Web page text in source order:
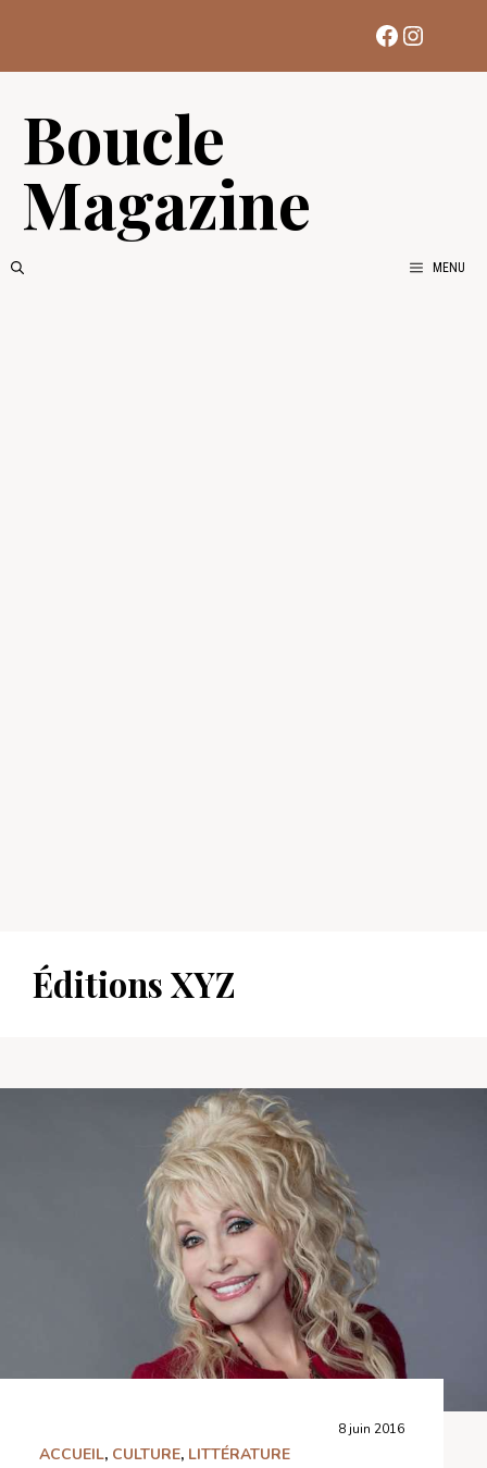
contenu
Facebook
Boucle
Magazine
MENU
Éditions XYZ
8 juin 2016
ACCUEIL, CULTURE, LITTÉRATURE